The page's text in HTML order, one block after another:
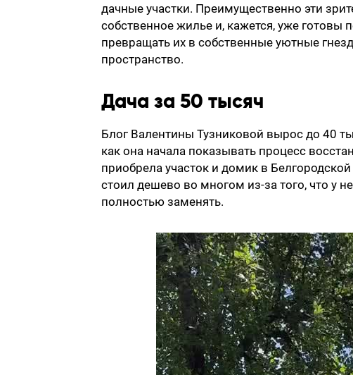
дачные участки. Преимущественно эти
собственное жилье и, кажется, уже готовы
превращать их в собственные уютные
пространство.
Дача за 50 тысяч
Блог Валентины Тузниковой вырос до 40
как она начала показывать процесс
приобрела участок и домик в
стоил дешево во многом из-за того, что у
полностью заменять.